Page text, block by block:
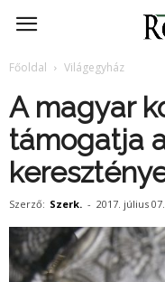
RomKat.ro
Főoldal Világegyház
A magyar
támogatja
Szerző: Szerk. - 2017. július 07.